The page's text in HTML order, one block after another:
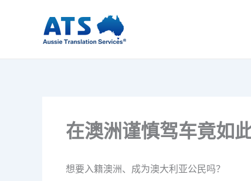
在澳洲谨慎驾车竟如
想要入籍澳洲、成为澳大利亚公民吗？